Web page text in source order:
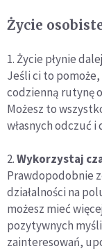
Życie
1. Życie płynie
Jeśli ci to
codzienną rutynę
Możesz to
własnych odczuć
2.Wykorzystaj
Prawdopodobnie
działalności na
możesz mieć
pozytywnych
zainteresowań,